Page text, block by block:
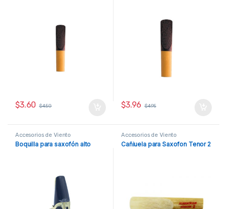
$3.60 $4.50 $3.96 $4.95
Accesorios de Viento
Boquilla para saxofón alto
Accesorios de Viento
Cañiuela para Saxofon Tenor 2